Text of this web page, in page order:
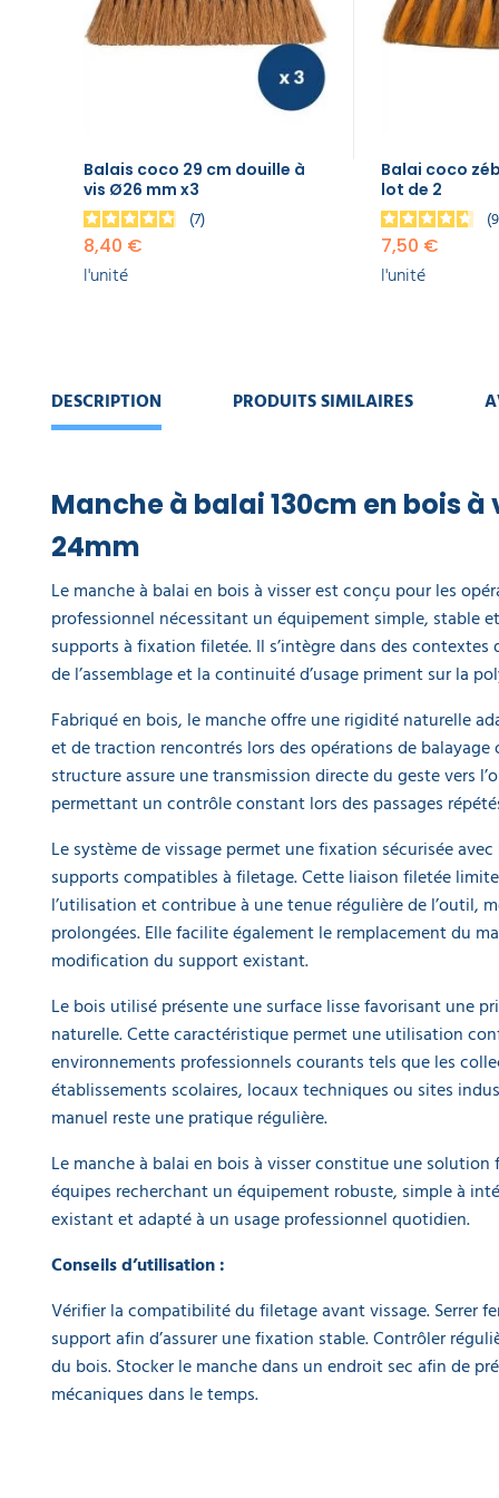
TABLE
PROMOS
Ø26
mm x3
8,40 €
zébré
de 29
cm, le
lot de
7,50 €
30 cm
PVC rouge
Balai
piassava
miquet
25 cm -
3 rangs
6,30 €
l'unité
de
balai
droit
38 cm
l'unité
Tête
de
balai
frottoir
droit
en
nylon
38 cm
7,85 €
l'unité
Lave-
chiendent
22 cm
l'unité
Tête
de
balai
frottoir
droit
Balais coco 29 cm douille à
vis Ø26 mm x3
7
8,40 €
l'unité
Balai coco
lot de 2
7,50 €
l'unité
DESCRIPTION PRODUITS SIMILAIRES
Manche à balai 130cm en bois
24mm
Le manche à balai en bois à visser est conçu pour les
professionnel nécessitant un équipement simple, stable
supports à fixation filetée. Il s’intègre dans des
de l’assemblage et la continuité d’usage priment sur la
Fabriqué en bois, le manche offre une rigidité naturelle
et de traction rencontrés lors des opérations de balayage
structure assure une transmission directe du geste vers
permettant un contrôle constant lors des passages
Le système de vissage permet une fixation sécurisée
supports compatibles à filetage. Cette liaison filetée
l’utilisation et contribue à une tenue régulière de l’outil,
prolongées. Elle facilite également le remplacement du
modification du support existant.
Le bois utilisé présente une surface lisse favorisant une
naturelle. Cette caractéristique permet une utilisation
environnements professionnels courants tels que les
établissements scolaires, locaux techniques ou sites
manuel reste une pratique régulière.
Le manche à balai en bois à visser constitue une
équipes recherchant un équipement robuste, simple à
existant et adapté à un usage professionnel quotidien.
Conseils d’utilisation :
Vérifier la compatibilité du filetage avant vissage. Serrer
support afin d’assurer une fixation stable. Contrôler
du bois. Stocker le manche dans un endroit sec afin de
mécaniques dans le temps.